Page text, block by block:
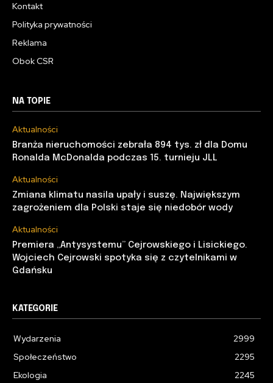
Kontakt
Polityka prywatności
Reklama
Obok CSR
NA TOPIE
Aktualności
Branża nieruchomości zebrała 894 tys. zł dla Domu
Ronalda McDonalda podczas 15. turnieju JLL
Aktualności
Zmiana klimatu nasila upały i suszę. Największym
zagrożeniem dla Polski staje się niedobór wody
Aktualności
Premiera „Antysystemu” Cejrowskiego i Lisickiego.
Wojciech Cejrowski spotyka się z czytelnikami w
Gdańsku
KATEGORIE
Wydarzenia
2999
Społeczeństwo
2295
Ekologia
2245